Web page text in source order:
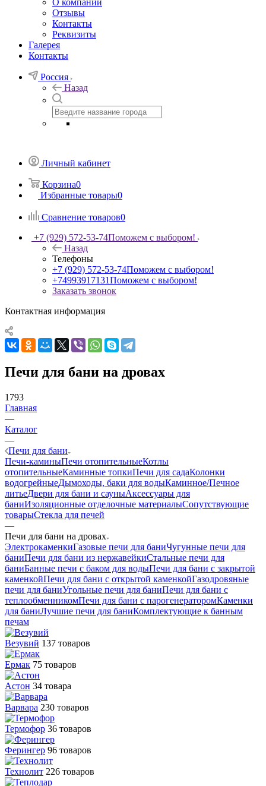
О компании
Отзывы
Контакты
Реквизиты
Галерея
Контакты
Россия
Назад
Личный кабинет
Корзина0
Избранные товары0
Сравнение товаров0
+7 (929) 572-53-74Поможем с выбором!
Назад
Телефоны
+7 (929) 572-53-74Поможем с выбором!
+74993917131Поможем с выбором!
Заказать звонок
Контактная информация
Печи для бани на дровах
1793
Главная
—
Каталог
—
Печи для бани
Печи-каминыПечи отопительныеКотлы
отопительныеКаминные топкиПечи для садаКолонки
водогрейныеДымоходы, баки для водыКаминное/Печное
литьеДвери для бани и сауныАксессуары для
баниИзоляционные отделочные материалыСопутствующие
товарыСтекла для печей
—
Печи для бани на дровах
ЭлектрокаменкиГазовые печи для баниЧугунные печи для
баниПечи для бани из нержавейкиСтальные печи для
баниБанные печи с баком для водыПечи для бани с закрытой
каменкойПечи для бани с открытой каменкойГазодровяные
печи для баниУгольные печи для баниПечи для бани с
теплообменникомПечи для бани с парогенераторомКаменки
для баниЛучшие печи для баниКомплектующие к банным
печам
Везувий 137 товаров
Ермак 75 товаров
Астон 34 товара
Варвара 230 товаров
Термофор 36 товаров
Ферингер 96 товаров
Технолит 226 товаров